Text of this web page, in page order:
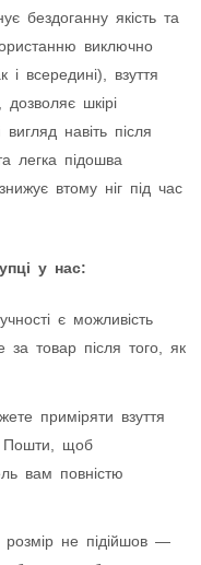
бездоганну якість та
виключно
і всередині), взуття
шкірі
навіть після
легка підошва
втому ніг під час
у нас:
є можливість
за товар після того, як
приміряти взуття
Пошти, щоб
вам повністю
не підійшов —